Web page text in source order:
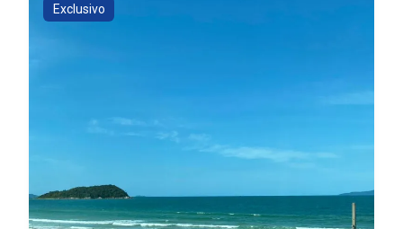
Exclusivo